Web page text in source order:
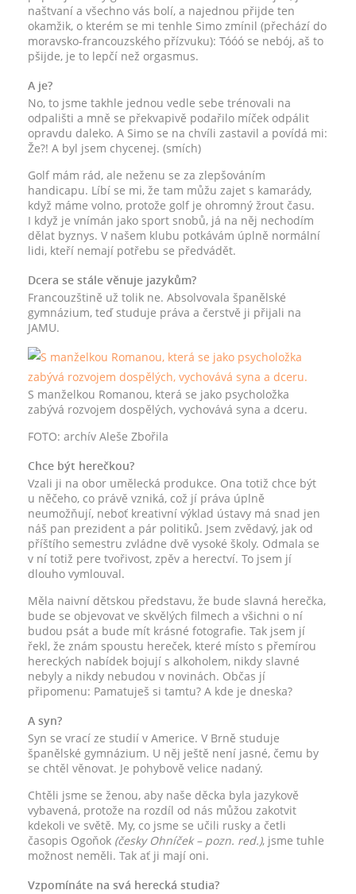
naštvaní a všechno vás bolí, a najednou přijde ten
okamžik, o kterém se mi tenhle Simo zmínil (přechází do
moravsko-francouzského přízvuku): Tóóó se nebój, aš to
pšijde, je to lepčí než orgasmus.
A je?
No, to jsme takhle jednou vedle sebe trénovali na
odpališti a mně se překvapivě podařilo míček odpálit
opravdu daleko. A Simo se na chvíli zastavil a povídá mi:
Že?! A byl jsem chycenej. (smích)
Golf mám rád, ale neženu se za zlepšováním
handicapu. Líbí se mi, že tam můžu zajet s kamarády,
když máme volno, protože golf je ohromný žrout času.
I když je vnímán jako sport snobů, já na něj nechodím
dělat byznys. V našem klubu potkávám úplně normální
lidi, kteří nemají potřebu se předvádět.
Dcera se stále věnuje jazykům?
Francouzštině už tolik ne. Absolvovala španělské
gymnázium, teď studuje práva a čerstvě ji přijali na
JAMU.
S manželkou Romanou, která se jako psycholožka
zabývá rozvojem dospělých, vychovává syna a dceru.
FOTO: archív Aleše Zbořila
Chce být herečkou?
Vzali ji na obor umělecká produkce. Ona totiž chce být
u něčeho, co právě vzniká, což jí práva úplně
neumožňují, neboť kreativní výklad ústavy má snad jen
náš pan prezident a pár politiků. Jsem zvědavý, jak od
příštího semestru zvládne dvě vysoké školy. Odmala se
v ní totiž pere tvořivost, zpěv a herectví. To jsem jí
dlouho vymlouval.
Měla naivní dětskou představu, že bude slavná herečka,
bude se objevovat ve skvělých filmech a všichni o ní
budou psát a bude mít krásné fotografie. Tak jsem jí
řekl, že znám spoustu hereček, které místo s přemírou
hereckých nabídek bojují s alkoholem, nikdy slavné
nebyly a nikdy nebudou v novinách. Občas jí
připomenu: Pamatuješ si tamtu? A kde je dneska?
A syn?
Syn se vrací ze studií v Americe. V Brně studuje
španělské gymnázium. U něj ještě není jasné, čemu by
se chtěl věnovat. Je pohybově velice nadaný.
Chtěli jsme se ženou, aby naše děcka byla jazykově
vybavená, protože na rozdíl od nás můžou zakotvit
kdekoli ve světě. My, co jsme se učili rusky a četli
časopis Ogoňok (česky Ohníček – pozn. red.), jsme tuhle
možnost neměli. Tak ať ji mají oni.
Vzpomínáte na svá herecká studia?